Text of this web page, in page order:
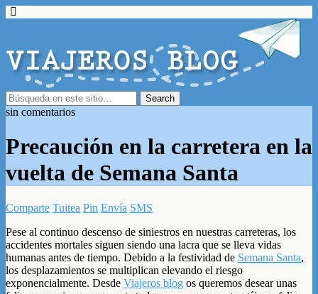
sin comentarios
Precaución en la carretera en la
vuelta de Semana Santa
Comparte Tuitea Pin Envía SMS
Pese al continuo descenso de siniestros en nuestras carreteras, los
accidentes mortales siguen siendo una lacra que se lleva vidas
humanas antes de tiempo. Debido a la festividad de Semana Santa,
los desplazamientos se multiplican elevando el riesgo
exponencialmente. Desde Viajeros blog os queremos desear unas